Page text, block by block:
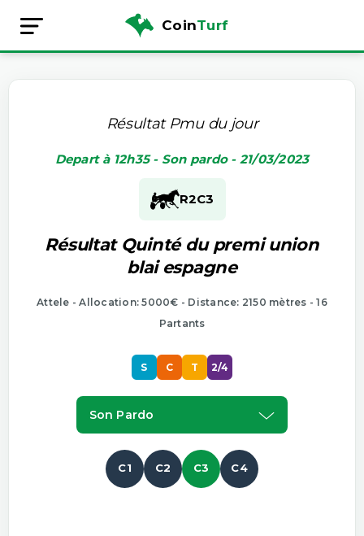
CoinTurf
Résultat Pmu du jour
Depart à 12h35 - Son pardo - 21/03/2023
R2C3
Résultat Quinté du premi union
blai espagne
Attele - Allocation: 5000€ - Distance: 2150 mètres - 16
Partants
S C T 2/4
Son Pardo
C1 C2 C3 C4